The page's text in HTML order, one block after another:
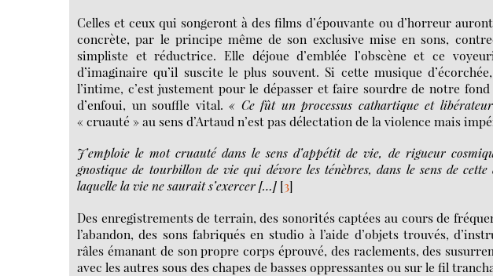
Celles et ceux qui songeront à des films d’épouvante ou d’horreur
concrète, par le principe même de son exclusive mise en sons,
simpliste et réductrice. Elle déjoue d’emblée l’obscène et ce
d’imaginaire qu’il suscite le plus souvent. Si cette musique
l’intime, c’est justement pour le dépasser et faire sourdre de notre
d’enfoui, un souffle vital.« Ce fût un processus cathartique et
« cruauté » au sens d’Artaud n’est pas délectation de la violence mais
J’emploie le mot cruauté dans le sens d’appétit de vie, de rigueur
gnostique de tourbillon de vie qui dévore les ténèbres, dans le sens de
laquelle la vie ne saurait s’exercer […] [3]
Des enregistrements de terrain, des sonorités captées au cours de
l’abandon, des sons fabriqués en studio à l’aide d’objets trouvés,
râles émanant de son propre corps éprouvé, des raclements, des
avec les autres sous des chapes de basses oppressantes ou sur le fil